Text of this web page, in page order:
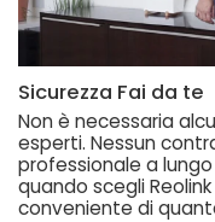
Sicurezza Fai da te
Non è necessaria
esperti. Nessun
professionale a
quando scegli
conveniente di